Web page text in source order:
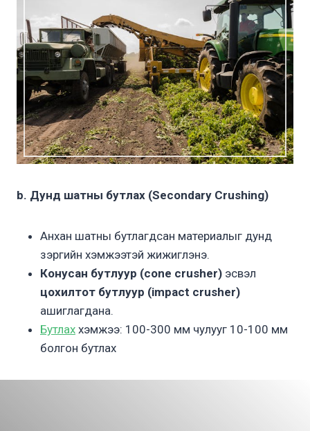
b. Дунд шатны бутлах (Secondary Crushing)
Анхан шатны бутлагдсан материалыг дунд
зэргийн хэмжээтэй жижиглэнэ.
Конусан бутлуур (cone crusher) эсвэл
цохилтот бутлуур (impact crusher)
ашиглагдана.
Бутлах хэмжээ: 100-300 мм чулууг 10-100 мм
болгон бутлах